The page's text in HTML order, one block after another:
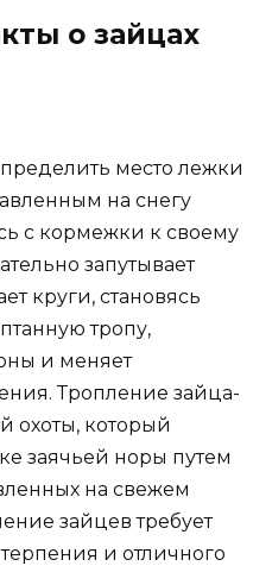
о зайцах
место лежки
на снегу
с кормежки к своему
запутывает
круги, становясь
тропу,
и меняет
Тропление зайца-
охоты, который
заячьей норы путем
на свежем
зайцев требует
и отличного